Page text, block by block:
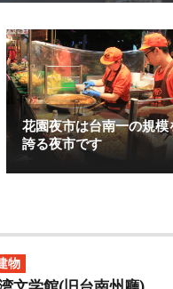
花園夜市は台南一の規模
誇る夜市です
物